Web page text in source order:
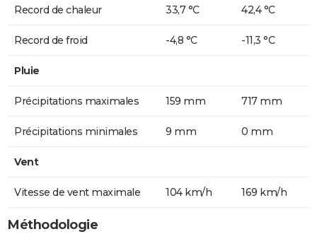
Record de chaleur 33,7 °C 42,4 °C
Record de froid -4,8 °C -11,3 °C
Pluie
Précipitations maximales 159 mm 717 mm
Précipitations minimales 9 mm 0 mm
Vent
Vitesse de vent maximale 104 km/h 169 km/h
Méthodologie